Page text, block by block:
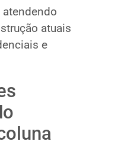
atuais
e